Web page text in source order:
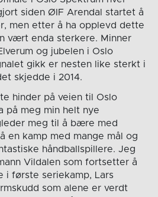
siden ØIF Arendal startet å
men etter å ha opplevd dette
vært enda sterkere. Minner
og jubelen i Oslo
gikk er nesten like sterkt i
skjedde i 2014.
hinder på veien til Oslo
på meg min helt nye
meg til å bære med
en kamp med mange mål og
håndballspillere. Jeg
Vildalen som fortsetter å
i første seriekamp, Lars
som alene er verdt